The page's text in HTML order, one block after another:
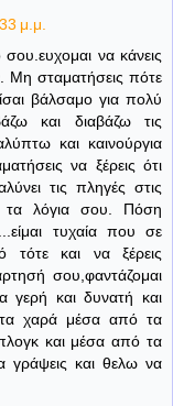
μ.μ.
σου.ευχομαι να κάνεις
Μη σταματήσεις πότε
βάλσαμο για πολύ
και διαβάζω τις
και καινούργια
να ξέρεις ότι
τις πληγές στις
λόγια σου. Πόση
τυχαία που σε
και να ξέρεις
σου,φαντάζομαι
γερή και δυνατή και
χαρά μέσα από τα
και μέσα από τα
γράψεις και θελω να